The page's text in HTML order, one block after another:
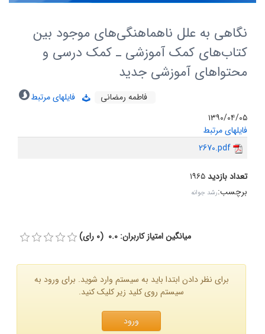
نگاهى به علل ناهماهنگى‌های موجود بین
کتاب‌های کمک آموزشى ـ کمک درسى و
محتواهاى آموزشى جدید
فاطمه رمضانى
فایلهای مرتبط
۱۳۹۰/۰۴/۰۵
فایلهای مرتبط
2670.pdf
تعداد بازدید۱۹۶۵
برچسب:رشد جوانه
میانگین امتیاز کاربران: 0.0 (0 رای)
برای نظر دادن ابتدا باید به سیستم وارد شوید. برای ورود به
سیستم روی کلید زیر کلیک کنید.
ورود